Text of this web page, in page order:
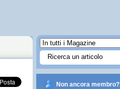
Non ancora membro?